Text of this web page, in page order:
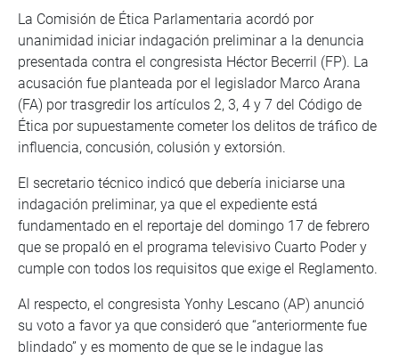
La Comisión de Ética Parlamentaria acordó por
unanimidad iniciar indagación preliminar a la denuncia
presentada contra el congresista Héctor Becerril (FP). La
acusación fue planteada por el legislador Marco Arana
(FA) por trasgredir los artículos 2, 3, 4 y 7 del Código de
Ética por supuestamente cometer los delitos de tráfico de
influencia, concusión, colusión y extorsión.
El secretario técnico indicó que debería iniciarse una
indagación preliminar, ya que el expediente está
fundamentado en el reportaje del domingo 17 de febrero
que se propaló en el programa televisivo Cuarto Poder y
cumple con todos los requisitos que exige el Reglamento.
Al respecto, el congresista Yonhy Lescano (AP) anunció
su voto a favor ya que consideró que “anteriormente fue
blindado” y es momento de que se le indague las